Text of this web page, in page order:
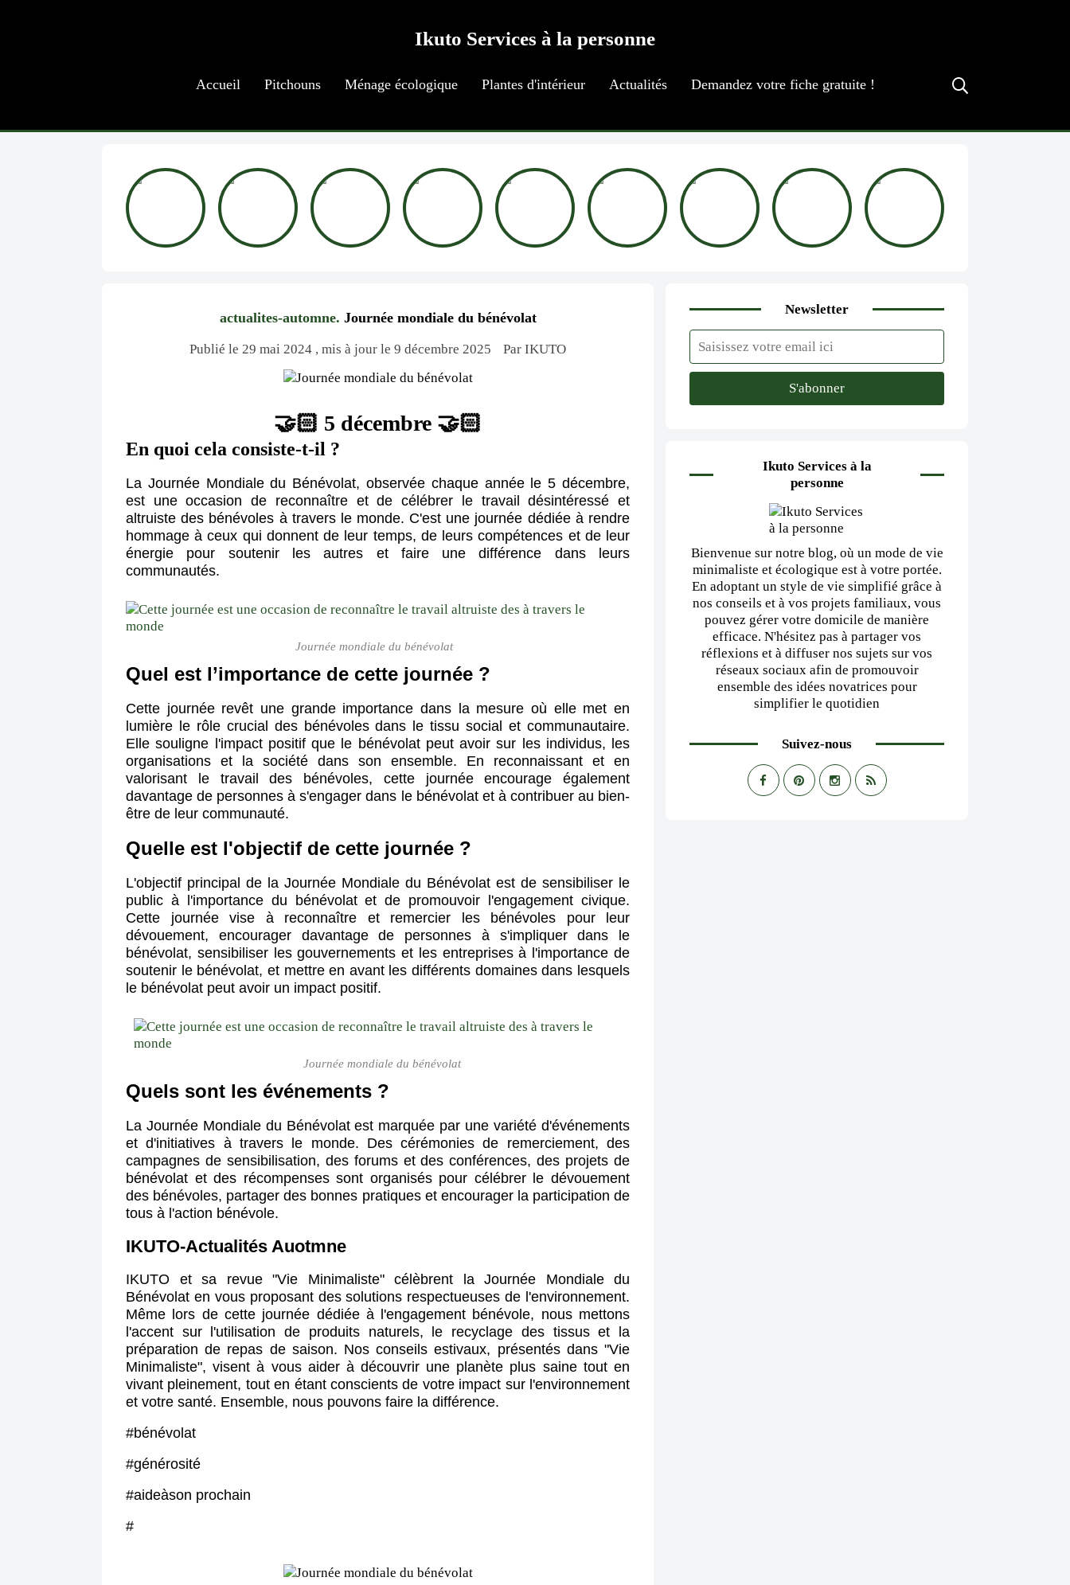
Ikuto Services à la personne
Accueil Pitchouns Ménage écologique Plantes d'intérieur Actualités Demandez votre fiche gratuite !
actualites-automne. Journée mondiale du bénévolat
Publié le 29 mai 2024 , mis à jour le 9 décembre 2025 Par IKUTO
🤝🏻 5 décembre 🤝🏻
En quoi cela consiste-t-il ?
La Journée Mondiale du Bénévolat, observée chaque année le 5 décembre,
est une occasion de reconnaître et de célébrer le travail désintéressé et
altruiste des bénévoles à travers le monde. C'est une journée dédiée à rendre
hommage à ceux qui donnent de leur temps, de leurs compétences et de leur
énergie pour soutenir les autres et faire une différence dans leurs
communautés.
Journée mondiale du bénévolat
Quel est l’importance de cette journée ?
Cette journée revêt une grande importance dans la mesure où elle met en
lumière le rôle crucial des bénévoles dans le tissu social et communautaire.
Elle souligne l'impact positif que le bénévolat peut avoir sur les individus, les
organisations et la société dans son ensemble. En reconnaissant et en
valorisant le travail des bénévoles, cette journée encourage également
davantage de personnes à s'engager dans le bénévolat et à contribuer au bien-
être de leur communauté.
Quelle est l'objectif de cette journée ?
L'objectif principal de la Journée Mondiale du Bénévolat est de sensibiliser le
public à l'importance du bénévolat et de promouvoir l'engagement civique.
Cette journée vise à reconnaître et remercier les bénévoles pour leur
dévouement, encourager davantage de personnes à s'impliquer dans le
bénévolat, sensibiliser les gouvernements et les entreprises à l'importance de
soutenir le bénévolat, et mettre en avant les différents domaines dans lesquels
le bénévolat peut avoir un impact positif.
Journée mondiale du bénévolat
Quels sont les événements ?
La Journée Mondiale du Bénévolat est marquée par une variété d'événements
et d'initiatives à travers le monde. Des cérémonies de remerciement, des
campagnes de sensibilisation, des forums et des conférences, des projets de
bénévolat et des récompenses sont organisés pour célébrer le dévouement
des bénévoles, partager des bonnes pratiques et encourager la participation de
tous à l'action bénévole.
IKUTO-Actualités Auotmne
IKUTO et sa revue "Vie Minimaliste" célèbrent la Journée Mondiale du
Bénévolat en vous proposant des solutions respectueuses de l'environnement.
Même lors de cette journée dédiée à l'engagement bénévole, nous mettons
l'accent sur l'utilisation de produits naturels, le recyclage des tissus et la
préparation de repas de saison. Nos conseils estivaux, présentés dans "Vie
Minimaliste", visent à vous aider à découvrir une planète plus saine tout en
vivant pleinement, tout en étant conscients de votre impact sur l'environnement
et votre santé. Ensemble, nous pouvons faire la différence.
#bénévolat
#générosité
#aideàson prochain
#
Newsletter
Ikuto Services à la
personne
Bienvenue sur notre blog, où un mode de vie
minimaliste et écologique est à votre portée.
En adoptant un style de vie simplifié grâce à
nos conseils et à vos projets familiaux, vous
pouvez gérer votre domicile de manière
efficace. N'hésitez pas à partager vos
réflexions et à diffuser nos sujets sur vos
réseaux sociaux afin de promouvoir
ensemble des idées novatrices pour
simplifier le quotidien
Suivez-nous